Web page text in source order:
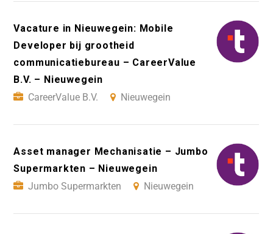
Vacature in Nieuwegein: Mobile
Developer bij grootheid
communicatiebureau – CareerValue
B.V. – Nieuwegein
CareerValue B.V.
Nieuwegein
Asset manager Mechanisatie – Jumbo
Supermarkten – Nieuwegein
Jumbo Supermarkten
Nieuwegein